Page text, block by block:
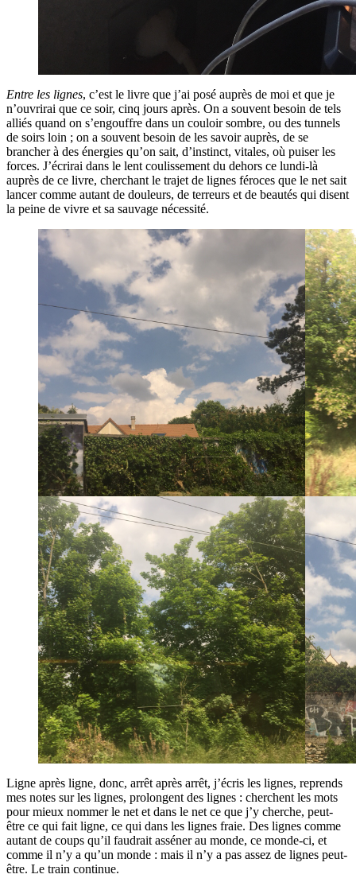
Entre les lignes, c’est le livre que j’ai posé auprès de moi et que je
n’ouvrirai que ce soir, cinq jours après. On a souvent besoin de tels
alliés quand on s’engouffre dans un couloir sombre, ou des tunnels
de soirs loin ; on a souvent besoin de les savoir auprès, de se
brancher à des énergies qu’on sait, d’instinct, vitales, où puiser les
forces. J’écrirai dans le lent coulissement du dehors ce lundi-là
auprès de ce livre, cherchant le trajet de lignes féroces que le net sait
lancer comme autant de douleurs, de terreurs et de beautés qui disent
la peine de vivre et sa sauvage nécessité.
Ligne après ligne, donc, arrêt après arrêt, j’écris les lignes, reprends
mes notes sur les lignes, prolongent des lignes : cherchent les mots
pour mieux nommer le net et dans le net ce que j’y cherche, peut-
être ce qui fait ligne, ce qui dans les lignes fraie. Des lignes comme
autant de coups qu’il faudrait asséner au monde, ce monde-ci, et
comme il n’y a qu’un monde : mais il n’y a pas assez de lignes peut-
être. Le train continue.